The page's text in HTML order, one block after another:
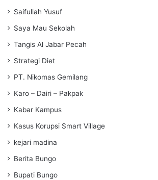
Saifullah Yusuf
Saya Mau Sekolah
Tangis Al Jabar Pecah
Strategi Diet
PT. Nikomas Gemilang
Karo – Dairi – Pakpak
Kabar Kampus
Kasus Korupsi Smart Village
kejari madina
Berita Bungo
Bupati Bungo